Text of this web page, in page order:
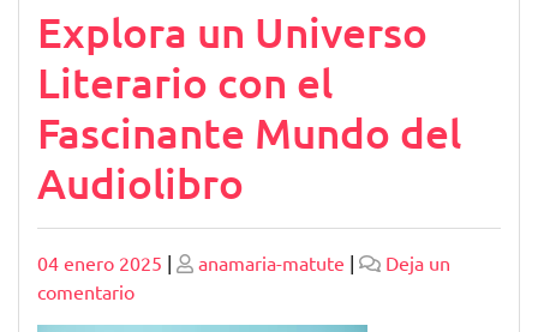
Explora un Universo
Literario con el
Fascinante Mundo del
Audiolibro
Publicado
04 enero 2025 | Publicado
anamaria-matute |
Deja un
comentarioen
Explora